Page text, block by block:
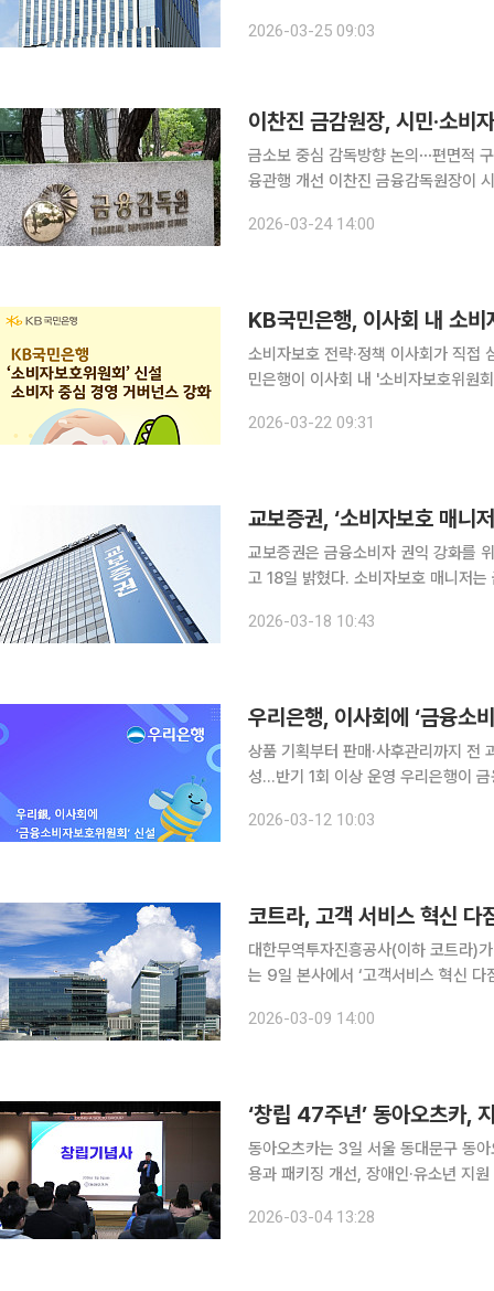
2026-03-25 09:03
이찬진 금감원장, 시민·소비
금소보 중심 감독방향 논의⋯편면적
융관행 개선 이찬진 금융감독원장이 시민·소비자단체를 만나 금융소비자 보호를 감독업무의 최우선
민단체가 참석한 가운데 간담회를 열
2026-03-24 14:00
KB국민은행, 이사회 내 소비
소비자보호 전략·정책 이사회가 직접
민은행이 이사회 내 '소비자보호위원회'
일 밝혔다. 금융감독원이 지난해 9월
2026-03-22 09:31
교보증권, ‘소비자보호 매니
교보증권은 금융소비자 권익 강화를
고 18일 밝혔다. 소비자보호 매니저는 금융상품 전문성을 갖춘 인력으로, 영업 현장에서 완전판매
인 내부통제 문화를 확산하고 금융소
2026-03-18 10:43
우리은행, 이사회에 ‘금융소
상품 기획부터 판매·사후관리까지 전
성…반기 1회 이상 운영 우리은행이 금융소비자 보호를 경영 핵심 가치로 내재화하기 위해 이사회
3인 이상으로 구성되며 반기 1회 이
2026-03-12 10:03
코트라, 고객 서비스 혁신 다
대한무역투자진흥공사(이하 코트라)가
는 9일 본사에서 ‘고객서비스 혁신
진행됐다. 코트라는 최근 수년
2026-03-09 14:00
‘창립 47주년’ 동아오츠카,
동아오츠카는 3일 서울 동대문구 동
용과 패키징 개선, 장애인·유소년 지
트 원료를 전면 적용하고, 향후 주요
2026-03-04 13:28